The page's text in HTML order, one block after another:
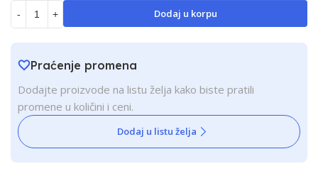
- + Dodaj u korpu
Praćenje promena
Dodajte proizvode na listu želja kako biste pratili
promene u količini i ceni.
Dodaj u listu želja